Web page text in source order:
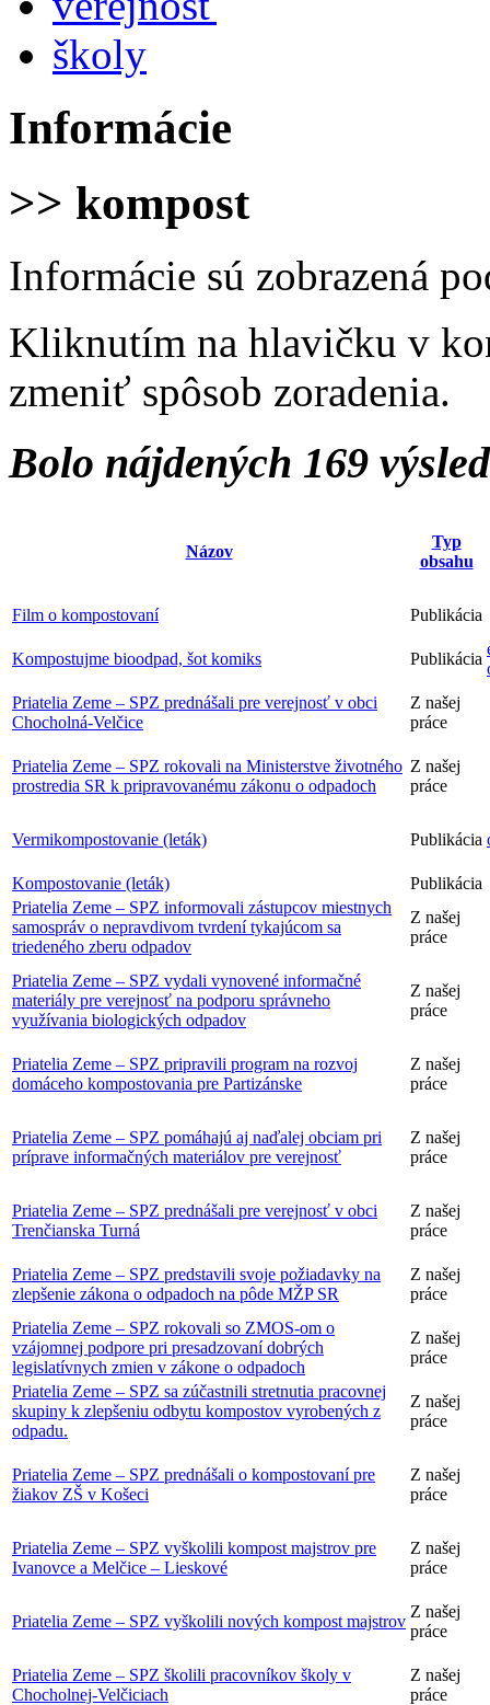
školy
Informácie
>> kompost
Informácie sú zobrazená
Kliknutím na hlavičku v
zmeniť spôsob zoradenia.
Bolo nájdených 169
Názov
Typ
obsahu
Film o kompostovaní Publikácia
Kompostujme bioodpad, šot komiks Publikácia
Priatelia Zeme – SPZ prednášali pre verejnosť v obci
Chocholná-Velčice
Z našej
práce
Priatelia Zeme – SPZ rokovali na Ministerstve životného
prostredia SR k pripravovanému zákonu o odpadoch
Z našej
práce
Vermikompostovanie (leták) Publikácia
Kompostovanie (leták)
Publikácia
Priatelia Zeme – SPZ informovali zástupcov miestnych
samospráv o nepravdivom tvrdení tykajúcom sa
triedeného zberu odpadov
Z našej
práce
Priatelia Zeme – SPZ vydali vynovené informačné
materiály pre verejnosť na podporu správneho
využívania biologických odpadov
Z našej
práce
Priatelia Zeme – SPZ pripravili program na rozvoj
domáceho kompostovania pre Partizánske
Z našej
práce
Priatelia Zeme – SPZ pomáhajú aj naďalej obciam pri
príprave informačných materiálov pre verejnosť
Z našej
práce
Priatelia Zeme – SPZ prednášali pre verejnosť v obci
Trenčianska Turná
Z našej
práce
Priatelia Zeme – SPZ predstavili svoje požiadavky na
zlepšenie zákona o odpadoch na pôde MŽP SR
Z našej
práce
Priatelia Zeme – SPZ rokovali so ZMOS-om o
vzájomnej podpore pri presadzovaní dobrých
legislatívnych zmien v zákone o odpadoch
Z našej
práce
Priatelia Zeme – SPZ sa zúčastnili stretnutia pracovnej
skupiny k zlepšeniu odbytu kompostov vyrobených z
odpadu.
Z našej
práce
Priatelia Zeme – SPZ prednášali o kompostovaní pre
žiakov ZŠ v Košeci
Z našej
práce
Priatelia Zeme – SPZ vyškolili kompost majstrov pre
Ivanovce a Melčice – Lieskové
Z našej
práce
Priatelia Zeme – SPZ vyškolili nových kompost majstrov
Z našej
práce
Priatelia Zeme – SPZ školili pracovníkov školy v
Chocholnej-Velčiciach
Z našej
práce